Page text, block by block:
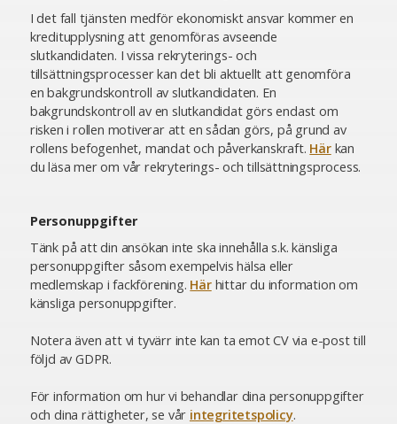
I det fall tjänsten medför ekonomiskt ansvar kommer en
kreditupplysning att genomföras avseende
slutkandidaten. I vissa rekryterings- och
tillsättningsprocesser kan det bli aktuellt att genomföra
en bakgrundskontroll av slutkandidaten. En
bakgrundskontroll av en slutkandidat görs endast om
risken i rollen motiverar att en sådan görs, på grund av
rollens befogenhet, mandat och påverkanskraft. Härkan
du läsa mer om vår rekryterings- och tillsättningsprocess.
Personuppgifter
Tänk på att din ansökan inte ska innehålla s.k. känsliga
personuppgifter såsom exempelvis hälsa eller
medlemskap i fackförening. Härhittar du information om
känsliga personuppgifter.
Notera även att vi tyvärr inte kan ta emot CV via e-post till
följd av GDPR.
För information om hur vi behandlar dina personuppgifter
och dina rättigheter, se vår integritetspolicy.